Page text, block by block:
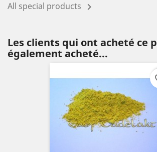
All special products 
Les clients qui ont acheté ce
également acheté...